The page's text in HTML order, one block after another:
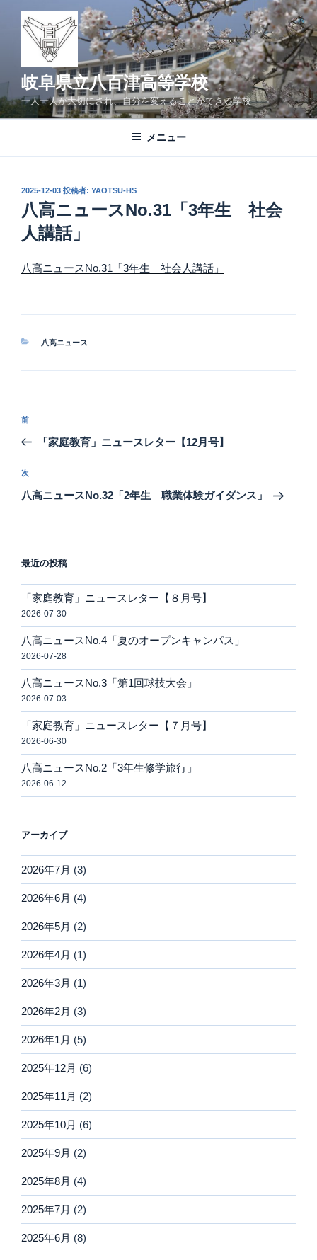
ス
プ
岐阜県立八百津高等学校
一人一人が大切にされ、自分を変えることができる学校
メニュー
投
稿
日:
2025-12-03 投稿者: YAOTSU-HS
八高ニュースNo.31「3年生 社会
人講話」
八高ニュースNo.31「3年生 社会人講話」
カ
八高ニュース
投
ビ
ゲ
ン
前
の
稿
前
「家庭教育」ニュースレター【12月号】
次
の
次
八高ニュースNo.32「2年生 職業体験ガイダンス」
最近の投稿
「家庭教育」ニュースレター【８月号】
2026-07-30
八高ニュースNo.4「夏のオープンキャンパス」
2026-07-28
八高ニュースNo.3「第1回球技大会」
2026-07-03
「家庭教育」ニュースレター【７月号】
2026-06-30
八高ニュースNo.2「3年生修学旅行」
2026-06-12
アーカイブ
2026年7月 (3)
2026年6月 (4)
2026年5月 (2)
2026年4月 (1)
2026年3月 (1)
2026年2月 (3)
2026年1月 (5)
2025年12月 (6)
2025年11月 (2)
2025年10月 (6)
2025年9月 (2)
2025年8月 (4)
2025年7月 (2)
2025年6月 (8)